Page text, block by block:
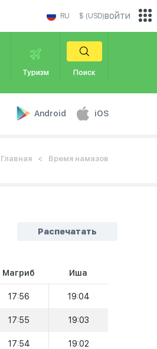
RU $ (USD)
Туризм Поиск
Android iOS
войти
Главная Время намазов
Распечатать
Магриб Иша
17:56 19:04
17:55 19:03
17:54 19:02